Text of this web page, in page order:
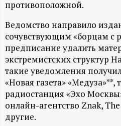
н
ф
о
р
м
противоположной.
Ведомство направило
сочувствующим «борцам с
предписание удалить
экстремистских структур
такие уведомления
«Новая газета» «Медуза»**,
радиостанция «Эхо
онлайн-агентство Znak,
другие.